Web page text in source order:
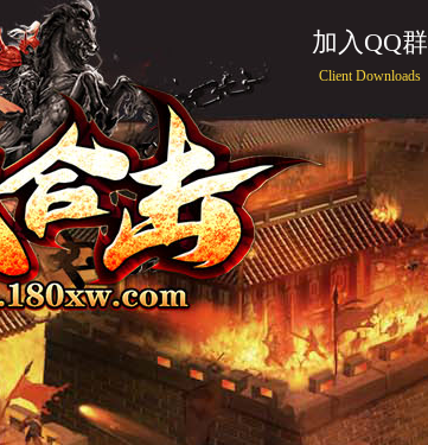
加入QQ群
Client Downloads